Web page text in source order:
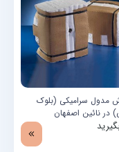
مدول سرامیکی (بلوک
در نائین اصفهان